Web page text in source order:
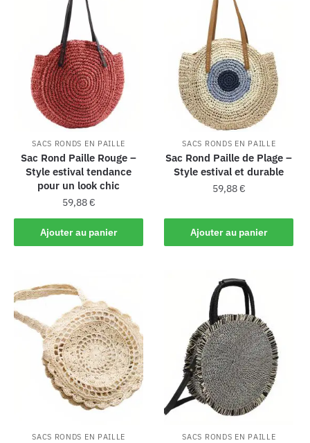
SACS RONDS EN PAILLE
Sac Rond Paille Rouge –
Style estival tendance
pour un look chic
59,88€
Ajouter au panier
SACS RONDS EN PAILLE
Sac Rond Paille de Plage –
Style estival et durable
59,88€
Ajouter au panier
SACS RONDS EN PAILLE SACS RONDS EN PAILLE